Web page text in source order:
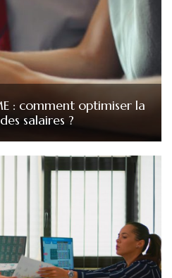
: comment optimiser la
salaires ?